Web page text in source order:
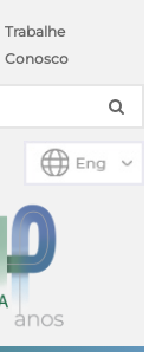
Trabalhe
Conosco